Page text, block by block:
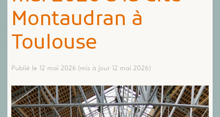
Montaudran à
Toulouse
Publié le 12 mai 2026 (mis à jour 12 mai 2026)